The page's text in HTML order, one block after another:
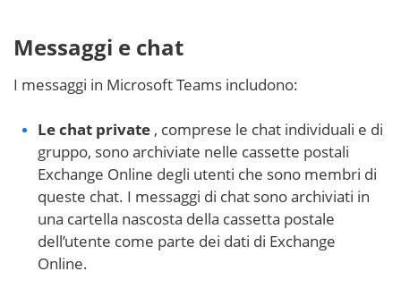
Messaggi e chat
I messaggi in Microsoft Teams includono:
Le chat private , comprese le chat individuali e di
gruppo, sono archiviate nelle cassette postali
Exchange Online degli utenti che sono membri di
queste chat. I messaggi di chat sono archiviati in
una cartella nascosta della cassetta postale
dell’utente come parte dei dati di Exchange
Online.